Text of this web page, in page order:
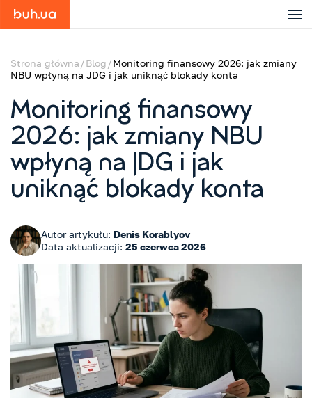
Strona główna Blog
Monitoring finansowy 2026: jak zmiany
NBU wpłyną na JDG i jak uniknąć blokady konta
Monitoring finansowy
2026: jak zmiany NBU
wpłyną na JDG i jak
uniknąć blokady konta
Autor artykułu: Denis Korablyov
Data aktualizacji: 25 czerwca 2026